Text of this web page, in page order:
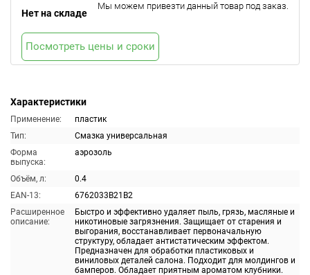
Характеристики
Применение:
пластик
Тип:
Смазка универсальная
Форма
выпуска:
аэрозоль
Объём, л:
0.4
EAN-13:
6762033B21B2
Расширенное
описание:
Быстро и эффективно удаляет пыль, грязь, масляные и
никотиновые загрязнения. Защищает от старения и
выгорания, восстанавливает первоначальную
структуру, обладает антистатическим эффектом.
Предназначен для обработки пластиковых и
виниловых деталей салона. Подходит для молдингов и
бамперов. Обладает приятным ароматом клубники.
Нет на складе
Мы можем привезти данный товар под заказ.
Посмотреть цены и сроки